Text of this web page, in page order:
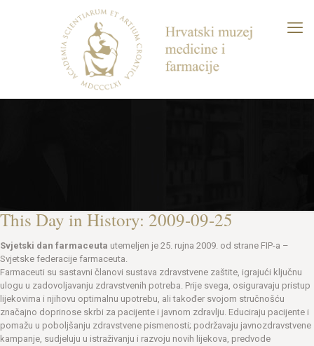
This Day in History: 2009-09-25
Svjetski dan farmaceuta utemeljen je 25. rujna 2009. od strane FIP-a –
Svjetske federacije farmaceuta.
Farmaceuti su sastavni članovi sustava zdravstvene zaštite, igrajući ključnu
ulogu u zadovoljavanju zdravstvenih potreba. Prije svega, osiguravaju pristup
lijekovima i njihovu optimalnu upotrebu, ali također svojom stručnošću
značajno doprinose skrbi za pacijente i javnom zdravlju. Educiraju pacijente i
pomažu u poboljšanju zdravstvene pismenosti; podržavaju javnozdravstvene
kampanje, sudjeluju u istraživanju i razvoju novih lijekova, predvode